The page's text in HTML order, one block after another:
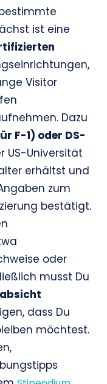
ist eine
Visitor
Dazu
F-1) oder DS-
US-Universität
erhältst und
zum
bestätigt.
oder
musst Du
dass Du
möchtest.